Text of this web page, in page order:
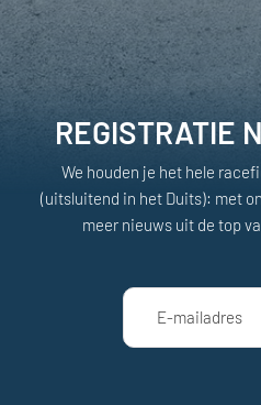
REGISTRATIE
We houden je het hele
(uitsluitend in het Duits): met
meer nieuws uit de top
E-mailadres